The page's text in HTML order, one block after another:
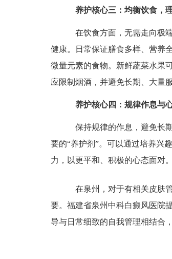
养护核心三：均衡饮食，
在饮食方面，无需走向极端
健康。日常保证膳食多样、营养
微量元素的食物。新鲜蔬菜水果
应限制烟酒，并避免长期、大量
养护核心四：规律作息与
保持规律的作息，避免长期
要的“养护剂”。可以通过培养兴
力，以更平和、积极的心态面对。
在泉州，对于有相关皮肤管
要。福建省泉州中科白癜风医院
导与日常细致的自我管理相结合